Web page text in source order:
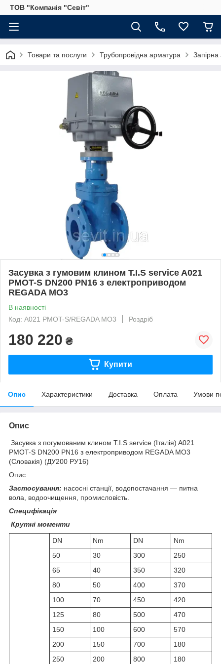
ТОВ "Компанія "Севіт"
Товари та послуги Трубопровідна арматура Запірна
Засувка з гумовим клином T.I.S service A021
PMOT-S DN200 PN16 з електроприводом
REGADA MO3
В наявності
Код: A021 PMOT-S/REGADA MO3
Роздріб
180 220 ₴
Купити
Опис Характеристики Доставка Оплата Умови
Опис
Засувка з погумованим клином T.I.S service (Італія) A021
PMOT-S DN200 PN16 з електроприводом REGADA MO3
(Словакія) (ДУ200 РУ16)
Опис
Застосування: насосні станції, водопостачання — питна
вола, водоочищення, промисловість.
Специфікація
Крутні моменти
DN Nm DN
Nm
50
30 300
250
65
40 350
320
80
50 400
370
100
70 450
420
125
80 500
470
150
100 600
570
200
150 700
180
250
200 800
180